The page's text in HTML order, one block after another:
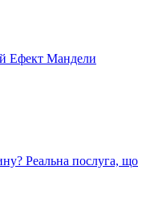
Ефект Мандели
Реальна послуга, що